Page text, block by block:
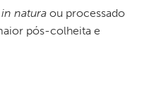
in natura ou processado
pós-colheita e